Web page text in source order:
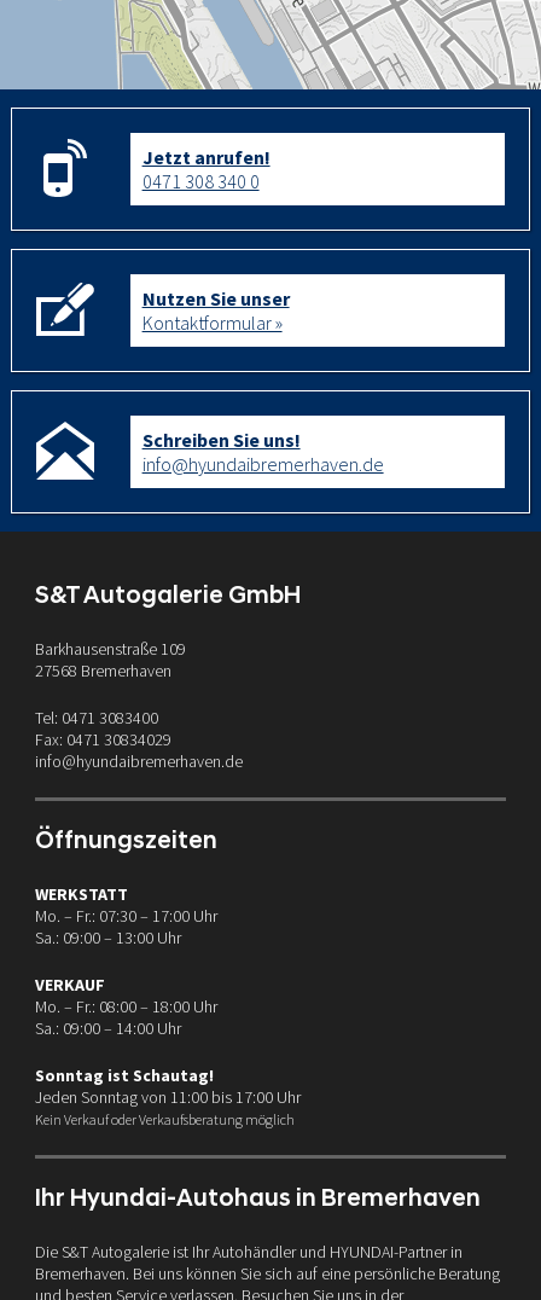
Jetzt anrufen!
0471 308 340 0
Nutzen Sie unser
Kontaktformular »
Schreiben Sie uns!
info@hyundaibremerhaven.de
S&T Autogalerie GmbH
Barkhausenstraße 109
27568 Bremerhaven
Tel: 0471 3083400
Fax: 0471 30834029
info@hyundaibremerhaven.de
Öffnungszeiten
WERKSTATT
Mo. – Fr.: 07:30 – 17:00 Uhr
Sa.: 09:00 – 13:00 Uhr
VERKAUF
Mo. – Fr.: 08:00 – 18:00 Uhr
Sa.: 09:00 – 14:00 Uhr
Sonntag ist Schautag!
Jeden Sonntag von 11:00 bis 17:00 Uhr
Kein Verkauf oder Verkaufsberatung möglich
Ihr Hyundai-Autohaus in Bremerhaven
Die S&T Autogalerie ist Ihr Autohändler und HYUNDAI-Partner in
Bremerhaven. Bei uns können Sie sich auf eine persönliche Beratung
und besten Service verlassen. Besuchen Sie uns in der